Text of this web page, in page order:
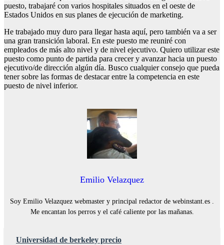
puesto, trabajaré con varios hospitales situados en el oeste de
Estados Unidos en sus planes de ejecución de marketing.
He trabajado muy duro para llegar hasta aquí, pero también va a ser
una gran transición laboral. En este puesto me reuniré con
empleados de más alto nivel y de nivel ejecutivo. Quiero utilizar este
puesto como punto de partida para crecer y avanzar hacia un puesto
ejecutivo/de dirección algún día. Busco cualquier consejo que pueda
tener sobre las formas de destacar entre la competencia en este
puesto de nivel inferior.
Emilio Velazquez
Soy Emilio Velazquez webmaster y principal redactor de webinstant.es .
Me encantan los perros y el café caliente por las mañanas.
Universidad de berkeley precio